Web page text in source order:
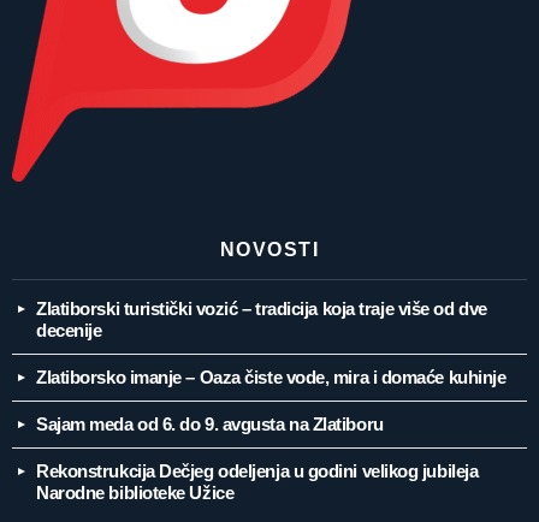
NOVOSTI
Zlatiborski turistički vozić – tradicija koja traje više od dve
decenije
Zlatiborsko imanje – Oaza čiste vode, mira i domaće kuhinje
Sajam meda od 6. do 9. avgusta na Zlatiboru
Rekonstrukcija Dečjeg odeljenja u godini velikog jubileja
Narodne biblioteke Užice